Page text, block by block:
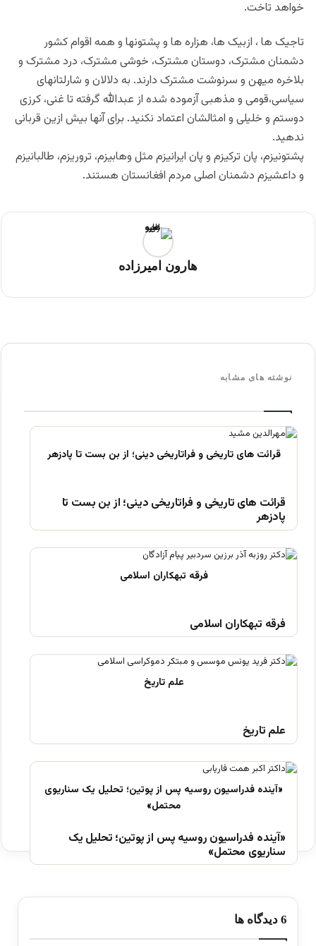
خواهد تاخت.
تاجیک ها ، ازبیک ها، هزاره ها و پشتونها و همه اقوام کشور
دشمنان مشترک، دوستان مشترک، خوشی مشترک، درد مشترک و
بلاخره میهن و سرنوشت مشترک دارند. به دلالان و شارلتانهای
سیاسی،قومی و مذهبی آزموده شده از عبدالله گرفته تا غنی، کرزی
دوستم و خلیلی و امثالشان اعتماد نکنید. برای آنها بیش ازین قربانی
ندهید.
پشتونیزم، پان ترکیزم و پان ایرانیزم مثل وهابیزم، تروریزم، طالبانیزم
و داعشیزم دشمنان اصلی مردم افغانستان هستند.
هارون امیرزاده
نوشته های مشابه
قرائت های تاریخی و فراتاریخی دینی؛ از بن بست تا
پادزهر
فرقه تبهکاران اسلامی
علم تاریخ
«آینده فدراسیون روسیه پس از پوتین؛ تحلیل یک
سناریوی محتمل»
‫6 دیدگاه ها